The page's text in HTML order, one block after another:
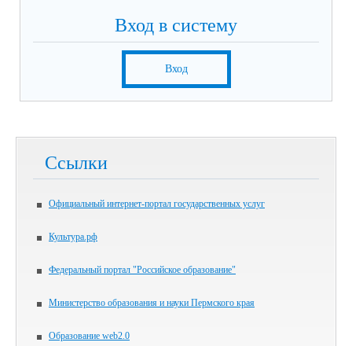
Вход в систему
Вход
Ссылки
Официальный интернет-портал государственных услуг
Культура.рф
Федеральный портал "Российское образование"
Министерство образования и науки Пермского края
Образование web2.0